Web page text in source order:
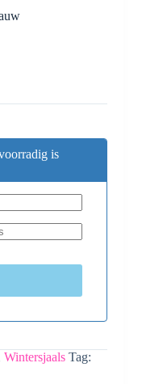
is
Wintersjaals Tag: